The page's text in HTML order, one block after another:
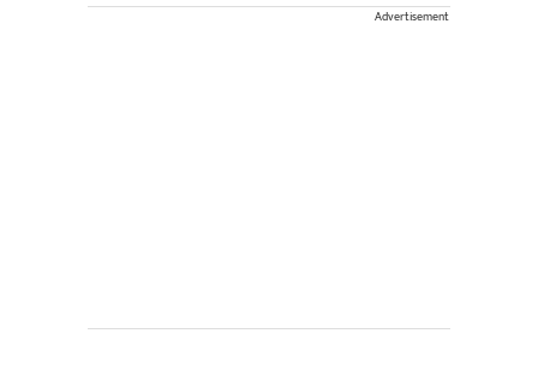
Advertisement